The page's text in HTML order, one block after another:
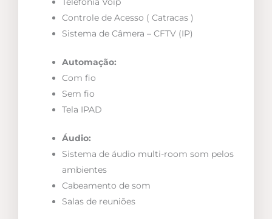
Controle de Acesso ( Catracas )
Sistema de Câmera – CFTV (IP)
Automação:
Com fio
Sem fio
Tela IPAD
Áudio:
Sistema de áudio multi-room som pelos
ambientes
Cabeamento de som
Salas de reuniões